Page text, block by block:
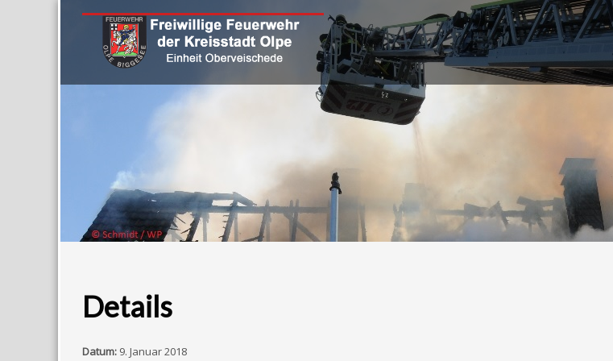
Details
Datum: 9. Januar 2018